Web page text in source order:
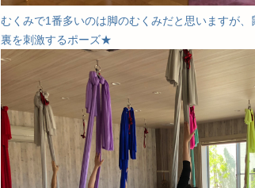
むくみで1番多いのは脚のむくみだと思いますが
裏を刺激するポーズ★